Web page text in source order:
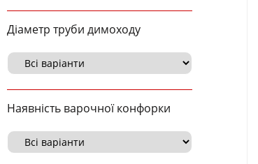
Діаметр труби димоходу
Наявність варочної конфорки